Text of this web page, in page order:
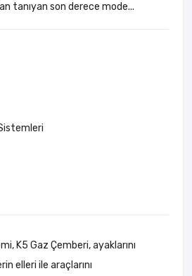
tanıyan son derece mode...
K5 Gaz Çemberi, ayaklarını
elleri ile araçlarını